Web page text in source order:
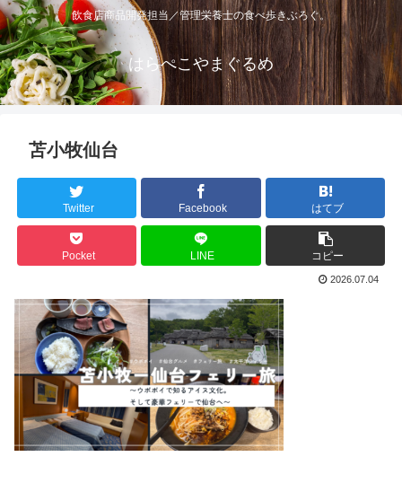
飲食店商品開発担当／管理栄養士の食べ歩きぶろぐ。
はらぺこやまぐるめ
苫小牧仙台
Twitter Facebook はてブ
Pocket LINE コピー
2026.07.04